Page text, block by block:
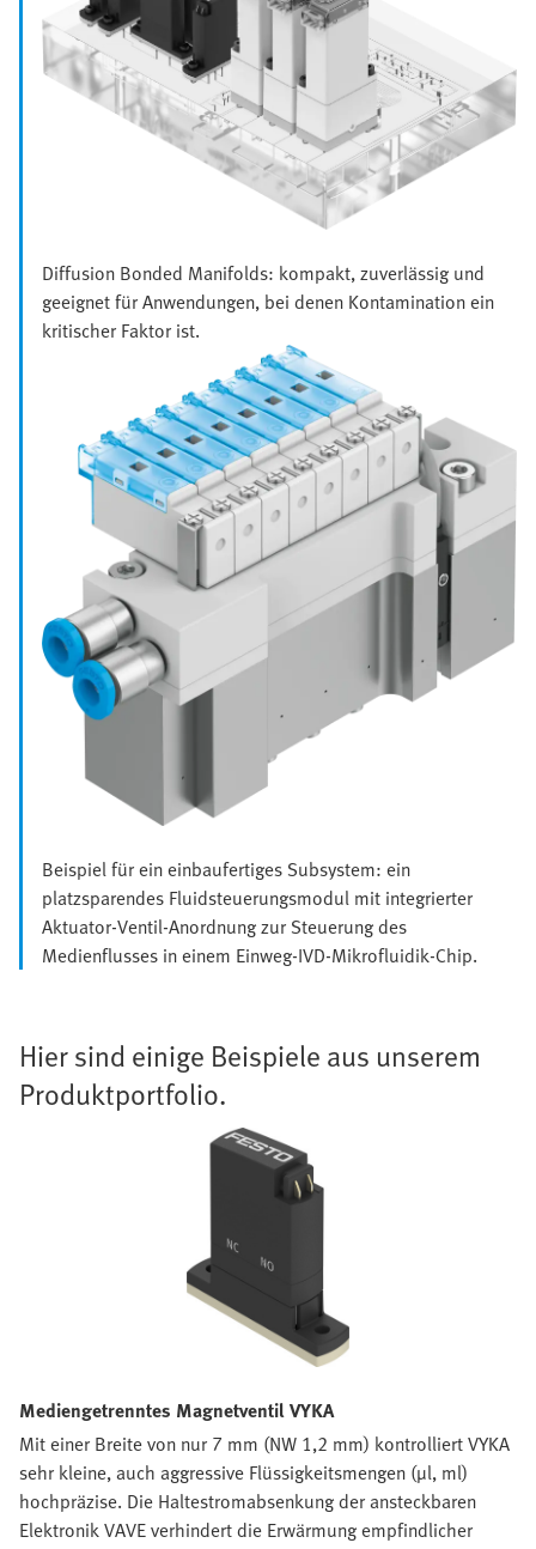
Diffusion Bonded Manifolds: kompakt, zuverlässig und
geeignet für Anwendungen, bei denen Kontamination ein
kritischer Faktor ist.
Beispiel für ein einbaufertiges Subsystem: ein
platzsparendes Fluidsteuerungsmodul mit integrierter
Aktuator-Ventil-Anordnung zur Steuerung des
Medienflusses in einem Einweg-IVD-Mikrofluidik-Chip.
Hier sind einige Beispiele aus unserem
Produktportfolio.
Mediengetrenntes Magnetventil VYKA
Mit einer Breite von nur 7 mm (NW 1,2 mm) kontrolliert VYKA
sehr kleine, auch aggressive Flüssigkeitsmengen (µl, ml)
hochpräzise. Die Haltestromabsenkung der ansteckbaren
Elektronik VAVE verhindert die Erwärmung empfindlicher